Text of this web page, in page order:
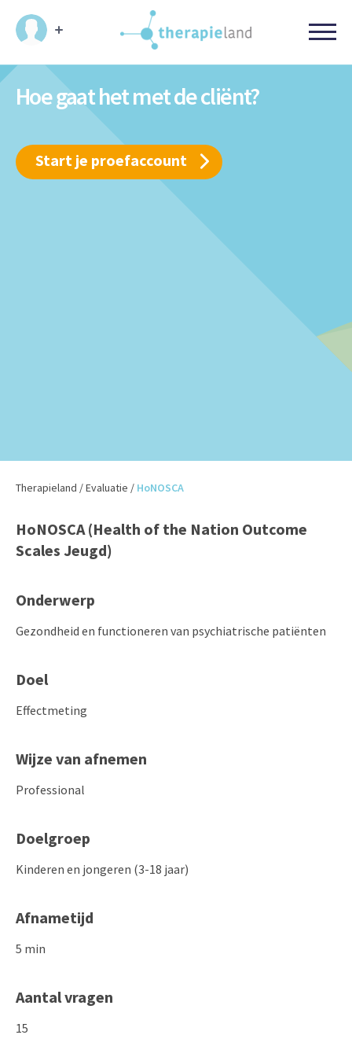
Hoe gaat het met de cliënt?
Start je proefaccount
Therapieland /Evaluatie / HoNOSCA
HoNOSCA (Health of the Nation Outcome
Scales Jeugd)
Onderwerp
Gezondheid en functioneren van psychiatrische patiënten
Doel
Effectmeting
Wijze van afnemen
Professional
Doelgroep
Kinderen en jongeren (3-18 jaar)
Afnametijd
5 min
Aantal vragen
15